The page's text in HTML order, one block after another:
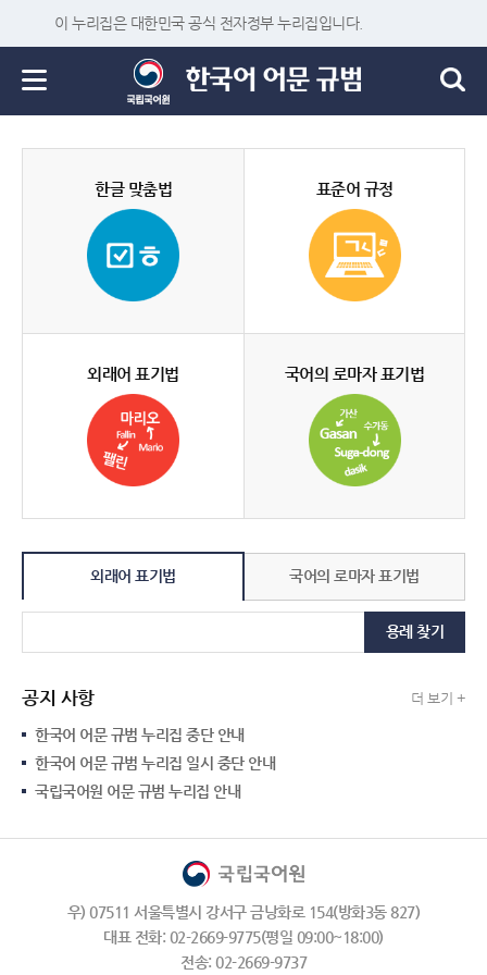
이 누리집은 대한민국 공식 전자정부 누리집입니다.
한글 맞춤법 표준어 규정
외래어 표기법 국어의 로마자 표기법
외래어 표기법 국어의 로마자 표기법
용례 찾기
공지 사항 더 보기 +
한국어 어문 규범 누리집 중단 안내
한국어 어문 규범 누리집 일시 중단 안내
국립국어원 어문 규범 누리집 안내
우) 07511 서울특별시 강서구 금낭화로 154(방화3동 827)
대표 전화: 02-2669-9775(평일 09:00~18:00)
전송: 02-2669-9737